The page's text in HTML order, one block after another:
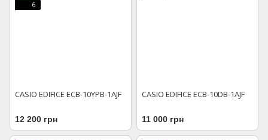
6
CASIO EDIFICE ECB-10YPB-1AJF
12 200 грн
CASIO EDIFICE ECB-10DB-1AJF
11 000 грн